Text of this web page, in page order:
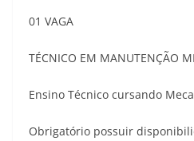
01 VAGA
TÉCNICO EM MANUTENÇÃO
Ensino Técnico cursando
Obrigatório possuir